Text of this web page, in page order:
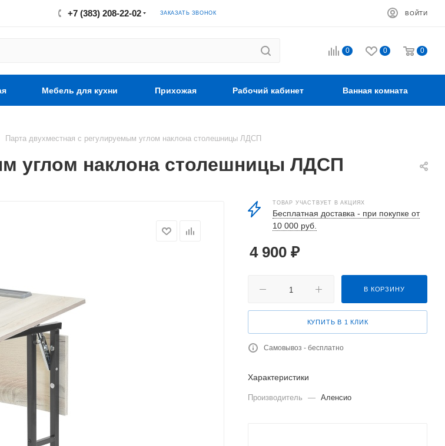
+7 (383) 208-22-02 ЗАКАЗАТЬ ЗВОНОК ВОЙТИ
0 0 0
Мебель для кухни Прихожая Рабочий кабинет Ванная комната
Парта двухместная с регулируемым углом наклона столешницы ЛДСП
углом наклона столешницы ЛДСП
ТОВАР УЧАСТВУЕТ В АКЦИЯХ
Бесплатная доставка - при покупке от
10 000 руб.
4 900 ₽
В КОРЗИНУ
КУПИТЬ В 1 КЛИК
Самовывоз - бесплатно
Характеристики
Производитель — Аленсио